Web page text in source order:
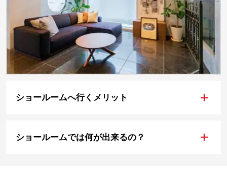
ショールームへ行くメリット +
ショールームでは何が出来るの？ +